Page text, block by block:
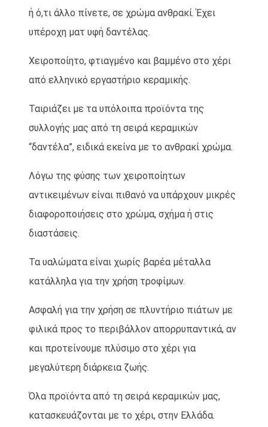
ή ό,τι άλλο πίνετε, σε χρώμα ανθρακί. Έχει
υπέροχη ματ υφή δαντέλας.
Χειροποίητο, φτιαγμένο και βαμμένο στο χέρι
από ελληνικό εργαστήριο κεραμικής.
Ταιριάζει με τα υπόλοιπα προϊόντα της
συλλογής μας από τη σειρά κεραμικών
“δαντέλα”, ειδικά εκείνα με το ανθρακί χρώμα.
Λόγω της φύσης των χειροποίητων
αντικειμένων είναι πιθανό να υπάρχουν μικρές
διαφοροποιήσεις στο χρώμα, σχήμα ή στις
διαστάσεις.
Τα υαλώματα είναι χωρίς βαρέα μέταλλα
κατάλληλα για την χρήση τροφίμων.
Ασφαλή για την χρήση σε πλυντήριο πιάτων με
φιλικά προς το περιβάλλον απορρυπαντικά, αν
και προτείνουμε πλύσιμο στο χέρι για
μεγαλύτερη διάρκεια ζωής.
Όλα προϊόντα από τη σειρά κεραμικών μας,
κατασκευάζονται με το χέρι, στην Ελλάδα.